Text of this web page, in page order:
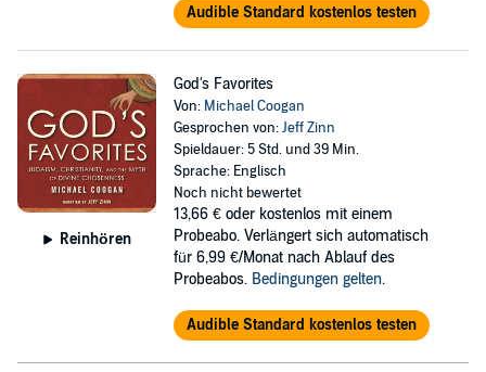
Audible Standard kostenlos testen
Reinhören
God's Favorites
Von: Michael Coogan
Gesprochen von:Jeff Zinn
Spieldauer: 5 Std. und 39 Min.
Sprache: Englisch
Noch nicht bewertet
13,66 € oder kostenlos mit einem
Probeabo. Verlängert sich automatisch
für 6,99 €/Monat nach Ablauf des
Probeabos. Bedingungen gelten.
Audible Standard kostenlos testen